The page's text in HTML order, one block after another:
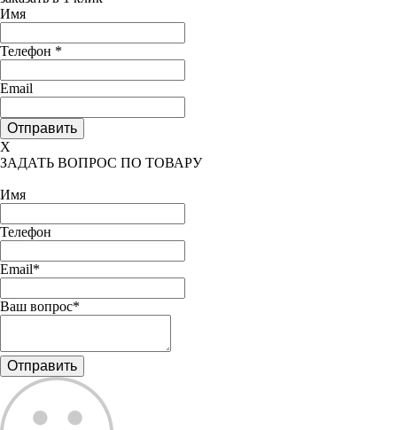
Имя
Телефон *
Email
X
ЗАДАТЬ ВОПРОС ПО ТОВАРУ
Имя
Телефон
Email*
Ваш вопрос*